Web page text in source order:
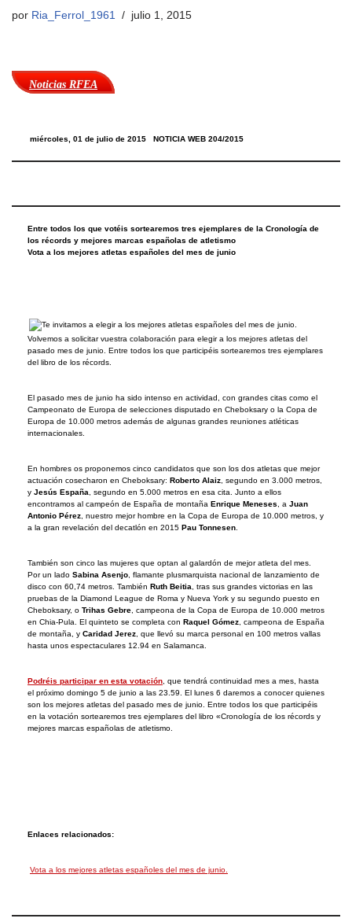
por Ria_Ferrol_1961 julio 1, 2015
Noticias RFEA
miércoles, 01 de julio de 2015 NOTICIA WEB 204/2015
Entre todos los que votéis sortearemos tres ejemplares de la Cronología de
los récords y mejores marcas españolas de atletismo
Vota a los mejores atletas españoles del mes de junio
Volvemos a solicitar vuestra colaboración para elegir a los mejores atletas del
pasado mes de junio. Entre todos los que participéis sortearemos tres ejemplares
del libro de los récords.
El pasado mes de junio ha sido intenso en actividad, con grandes citas como el
Campeonato de Europa de selecciones disputado en Cheboksary o la Copa de
Europa de 10.000 metros además de algunas grandes reuniones atléticas
internacionales.
En hombres os proponemos cinco candidatos que son los dos atletas que mejor
actuación cosecharon en Cheboksary: Roberto Alaiz , segundo en 3.000 metros,
y Jesús España , segundo en 5.000 metros en esa cita. Junto a ellos
encontramos al campeón de España de montaña Enrique Meneses , a Juan
Antonio Pérez , nuestro mejor hombre en la Copa de Europa de 10.000 metros, y
a la gran revelación del decatlón en 2015 Pau Tonnesen
También son cinco las mujeres que optan al galardón de mejor atleta del mes.
Por un lado Sabina Asenjo , flamante plusmarquista nacional de lanzamiento de
disco con 60,74 metros. También Ruth Beitia , tras sus grandes victorias en las
pruebas de la Diamond League de Roma y Nueva York y su segundo puesto en
Cheboksary, o Trihas Gebre , campeona de la Copa de Europa de 10.000 metros
en Chia-Pula. El quinteto se completa con Raquel Gómez , campeona de España
de montaña, y Caridad Jerez , que llevó su marca personal en 100 metros vallas
hasta unos espectaculares 12.94 en Salamanca.
Podréis participar en esta votación , que tendrá continuidad mes a mes, hasta
el próximo domingo 5 de junio a las 23.59. El lunes 6 daremos a conocer quienes
son los mejores atletas del pasado mes de junio. Entre todos los que participéis
en la votación sortearemos tres ejemplares del libro «Cronología de los récords y
mejores marcas españolas de atletismo.
Enlaces relacionados:
Vota a los mejores atletas españoles del mes de junio.